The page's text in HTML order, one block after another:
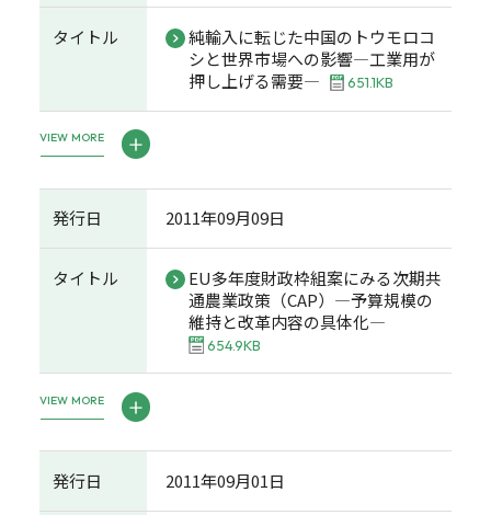
タイトル
純輸入に転じた中国のトウモロコ
シと世界市場への影響―工業用が
押し上げる需要―
651.1KB
VIEW MORE
発行日 2011年09月09日
タイトル
EU多年度財政枠組案にみる次期共
通農業政策（CAP）―予算規模の
維持と改革内容の具体化―
654.9KB
VIEW MORE
発行日 2011年09月01日